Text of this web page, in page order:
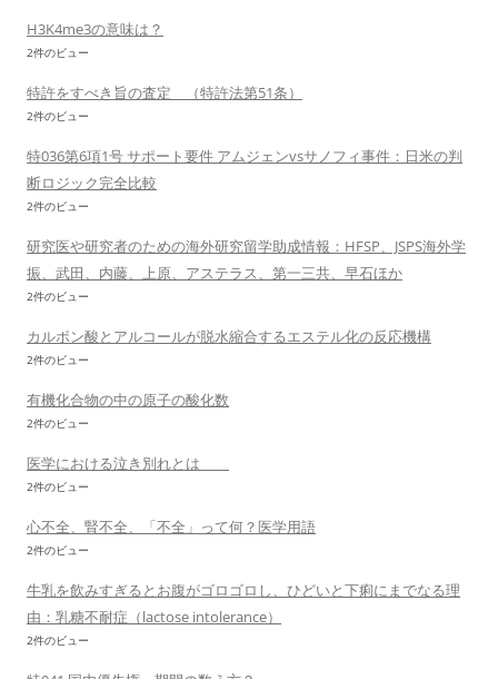
H3K4me3の意味は？
2件のビュー
特許をすべき旨の査定 （特許法第51条）
2件のビュー
特036第6項1号 サポート要件 アムジェンvsサノフィ事件：日米の判
断ロジック完全比較
2件のビュー
研究医や研究者のための海外研究留学助成情報：HFSP、JSPS海外学
振、武田、内藤、上原、アステラス、第一三共、早石ほか
2件のビュー
カルボン酸とアルコールが脱水縮合するエステル化の反応機構
2件のビュー
有機化合物の中の原子の酸化数
2件のビュー
医学における泣き別れとは
2件のビュー
心不全、腎不全、「不全」って何？医学用語
2件のビュー
牛乳を飲みすぎるとお腹がゴロゴロし、ひどいと下痢にまでなる理
由：乳糖不耐症（lactose intolerance）
2件のビュー